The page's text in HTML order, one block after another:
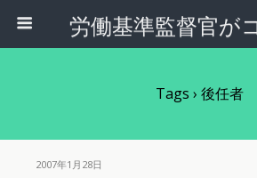
労働基準監督官が
Tags › 後任者
2007年1月28日